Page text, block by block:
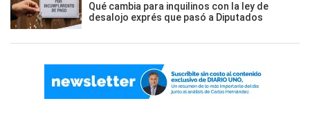
Qué cambia para inquilinos con la ley de
desalojo exprés que pasó a Diputados